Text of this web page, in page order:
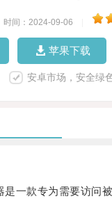
时间：2024-09-06
苹果下载
安卓市场，安全绿
一款专为需要访问被